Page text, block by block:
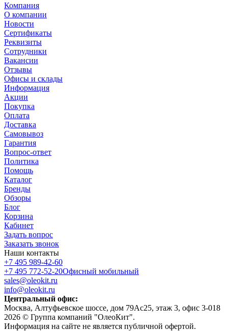
Компания
О компании
Новости
Сертификаты
Реквизиты
Сотрудники
Вакансии
Отзывы
Офисы и склады
Информация
Акции
Покупка
Оплата
Доставка
Самовывоз
Гарантия
Вопрос-ответ
Политика
Помощь
Каталог
Бренды
Обзоры
Блог
Корзина
Кабинет
Задать вопрос
Заказать звонок
Наши контакты
+7 495 989-42-60
+7 495 772-52-20Офисный мобильный
sales@oleokit.ru
info@oleokit.ru
Центральный офис:
Москва, Алтуфьевское шоссе, дом 79Ас25, этаж 3, офис 3-018
2026 © Группа компаний "ОлеоКит".
Информация на сайте не является публичной офертой.